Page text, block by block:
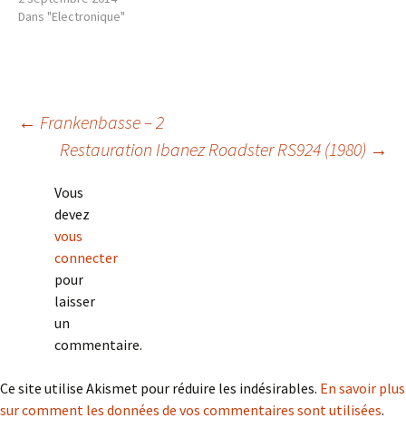
Dans "Electronique"
Navigation
des
articles
← Frankenbasse – 2
Restauration Ibanez Roadster RS924 (1980) →
Vous
devez
vous
connecter
pour
laisser
un
commentaire.
Ce site utilise Akismet pour réduire les indésirables. En savoir plus
sur comment les données de vos commentaires sont utilisées.